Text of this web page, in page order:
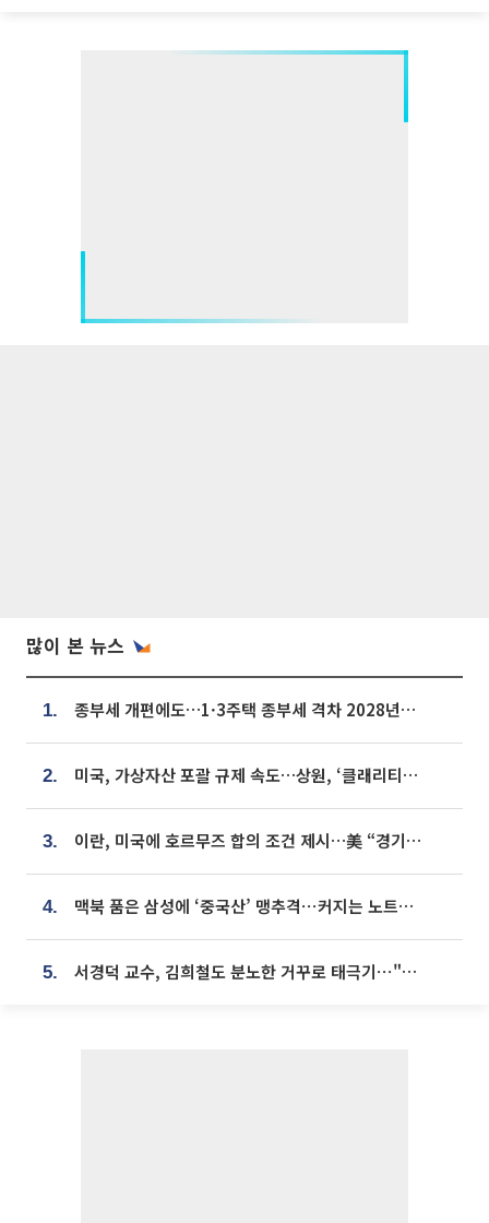
많이 본 뉴스
1. 종부세 개편에도…1·3주택 종부세 격차 2028년부터 확대
2. 미국, 가상자산 포괄 규제 속도…상원, ‘클래리티법’ 9월 절차투표 추진
3. 이란, 미국에 호르무즈 합의 조건 제시…美 “경기 아직 안 끝나” [종합]
4. 맥북 품은 삼성에 ‘중국산’ 맹추격⋯커지는 노트북 OLED 시장
5. 서경덕 교수, 김희철도 분노한 거꾸로 태극기⋯"엉터리는 아냐, 아쉬울 뿐"